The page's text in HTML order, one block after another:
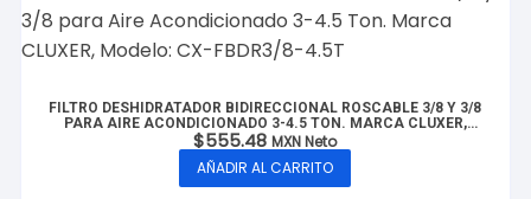
FILTRO DESHIDRATADOR BIDIRECCIONAL ROSCABLE 3/8 Y 3/8
PARA AIRE ACONDICIONADO 3-4.5 TON. MARCA CLUXER,
MODELO: CX-FBDR3/8-4.5T
$555.48 MXN Neto
AÑADIR AL CARRITO